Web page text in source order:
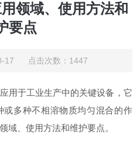
领域、使用方法和
要点
17 点击次数：1447
用于工业生产中的关键设备，它
多种不相溶物质均匀混合的作
域、使用方法和维护要点。